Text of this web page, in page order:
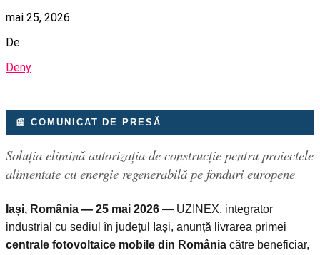
mai 25, 2026
De
Deny
📰 COMUNICAT DE PRESĂ
Soluția elimină autorizația de construcție pentru proiectele
alimentate cu energie regenerabilă pe fonduri europene
Iași, România — 25 mai 2026 — UZINEX, integrator
industrial cu sediul în județul Iași, anunță livrarea primei
centrale fotovoltaice mobile din România către beneficiar,